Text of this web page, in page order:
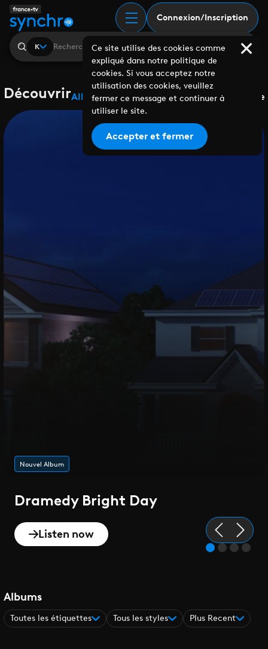
Connexion/Inscription
K
DécouvrirAlbumsPlaylistsCollaborationsLabels Genre
Nouvel Album
Dramedy Bright Day
Listen now
Albums
Toutes les étiquettes Tous les styles Plus Recent
Ce site utilise des cookies comme
expliqué dans notre politique de
cookies. Si vous acceptez notre
utilisation des cookies, veuillez
fermer ce message et continuer à
utiliser le site.
Accepter et fermer